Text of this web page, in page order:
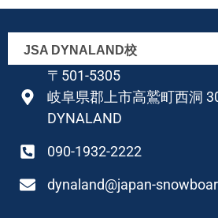
JSA DYNALAND校
〒501-5305
岐阜県郡上市高鷲町西洞
DYNALAND
090-1932-2222
dynaland@japan-